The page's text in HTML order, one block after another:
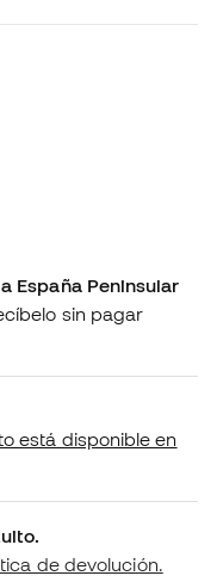
España Peninsular
sin pagar
está disponible en
de devolución.